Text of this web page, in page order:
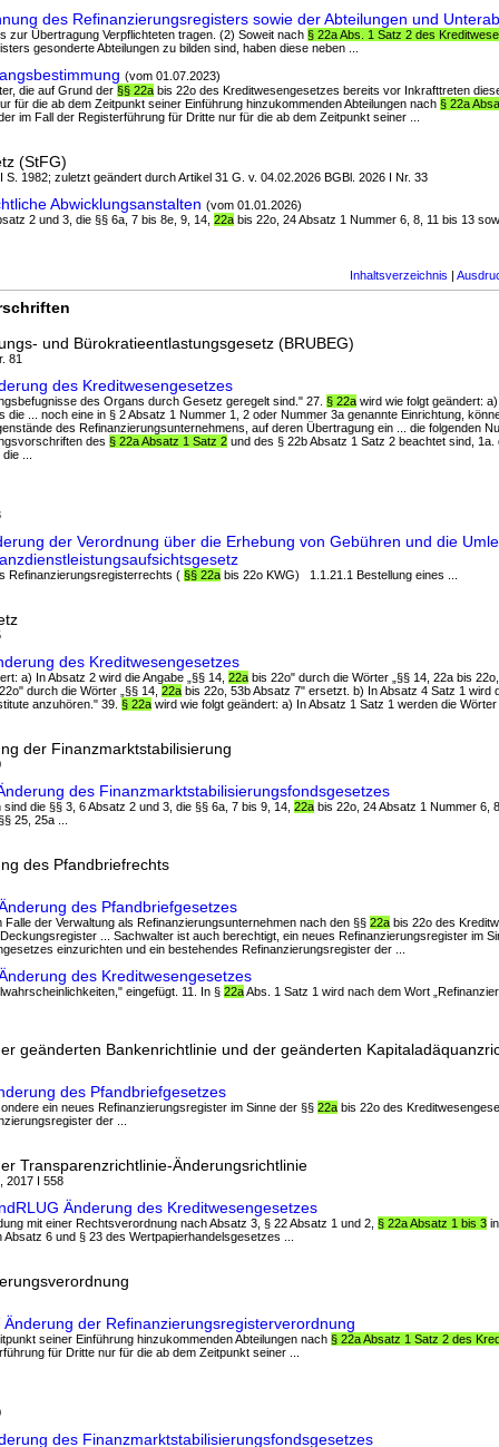
des Refinanzierungsregisters sowie der Abteilungen und
zur Übertragung Verpflichteten tragen. (2) Soweit nach § 22a Abs. 1 Satz 2 des
gesonderte Abteilungen zu bilden sind, haben diese neben ...
(vom 01.07.2023)
die auf Grund der §§ 22a bis 22o des Kreditwesengesetzes bereits vor Inkrafttreten
für die ab dem Zeitpunkt seiner Einführung hinzukommenden Abteilungen nach § 22a
im Fall der Registerführung für Dritte nur für die ab dem Zeitpunkt seiner ...
(StFG)
S. 1982; zuletzt geändert durch Artikel 31 G. v. 04.02.2026 BGBl. 2026 I Nr. 33
Abwicklungsanstalten (vom 01.01.2026)
2 und 3, die §§ 6a, 7 bis 8e, 9, 14, 22a bis 22o, 24 Absatz 1 Nummer 6, 8, 11 bis 13
Inhaltsverzeichnis |
und Bürokratieentlastungsgesetz (BRUBEG)
81
des Kreditwesengesetzes
des Organs durch Gesetz geregelt sind." 27. § 22a wird wie folgt geändert:
die ... noch eine in § 2 Absatz 1 Nummer 1, 2 oder Nummer 3a genannte Einrichtung,
des Refinanzierungsunternehmens, auf deren Übertragung ein ... die folgenden
des § 22a Absatz 1 Satz 2 und des § 22b Absatz 1 Satz 2 beachtet sind, 1a.
...
der Verordnung über die Erhebung von Gebühren und die
Refinanzierungsregisterrechts ( §§ 22a bis 22o KWG) 1.1.21.1 Bestellung eines ...
des Kreditwesengesetzes
a) In Absatz 2 wird die Angabe „§§ 14, 22a bis 22o" durch die Wörter „§§ 14, 22a bis
durch die Wörter „§§ 14, 22a bis 22o, 53b Absatz 7" ersetzt. b) In Absatz 4 Satz 1 wird
anzuhören." 39. § 22a wird wie folgt geändert: a) In Absatz 1 Satz 1 werden die Wörter
der Finanzmarktstabilisierung
des Finanzmarktstabilisierungsfondsgesetzes
die §§ 3, 6 Absatz 2 und 3, die §§ 6a, 7 bis 9, 14, 22a bis 22o, 24 Absatz 1 Nummer 6,
25, 25a ...
des Pfandbriefrechts
des Pfandbriefgesetzes
Falle der Verwaltung als Refinanzierungsunternehmen nach den §§ 22a bis 22o des
... Sachwalter ist auch berechtigt, ein neues Refinanzierungsregister im
einzurichten und ein bestehendes Refinanzierungsregister der ...
des Kreditwesengesetzes
eingefügt. 11. In § 22aAbs. 1 Satz 1 wird nach dem Wort
geänderten Bankenrichtlinie und der geänderten
des Pfandbriefgesetzes
ein neues Refinanzierungsregister im Sinne der §§ 22a bis 22o des
der ...
Transparenzrichtlinie-Änderungsrichtlinie
2017 I 558
Änderung des Kreditwesengesetzes
mit einer Rechtsverordnung nach Absatz 3, § 22 Absatz 1 und 2, § 22a Absatz 1 bis 3
6 und § 23 des Wertpapierhandelsgesetzes ...
der Refinanzierungsregisterverordnung
seiner Einführung hinzukommenden Abteilungen nach § 22a Absatz 1 Satz 2 des
für Dritte nur für die ab dem Zeitpunkt seiner ...
des Finanzmarktstabilisierungsfondsgesetzes